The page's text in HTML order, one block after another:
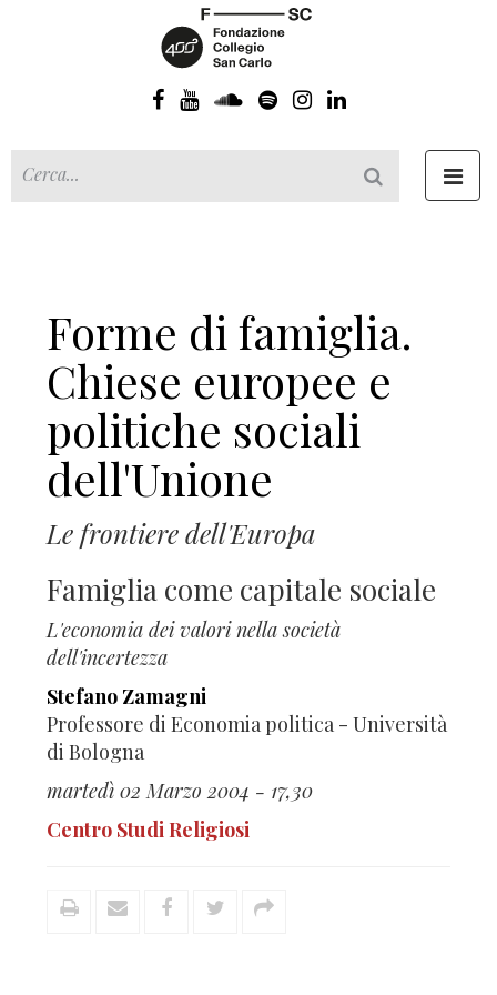
Forme di famiglia.
Chiese europee e
politiche sociali
dell'Unione
Le frontiere dell'Europa
Famiglia come capitale sociale
L'economia dei valori nella società
dell'incertezza
Stefano Zamagni
Professore di Economia politica - Università
di Bologna
martedì 02 Marzo 2004 - 17,30
Centro Studi Religiosi